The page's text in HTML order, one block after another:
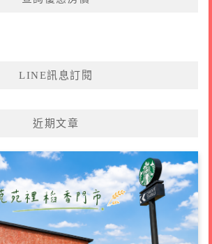
LINE訊息訂閱
近期文章